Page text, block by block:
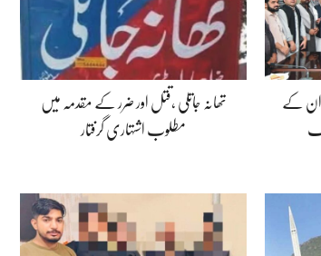
کے
تھانہ جاتلی ،قتل اور ضرر کے مقدمہ میں
مطلوب اشتہاری گرفتار